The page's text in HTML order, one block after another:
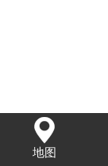

地图